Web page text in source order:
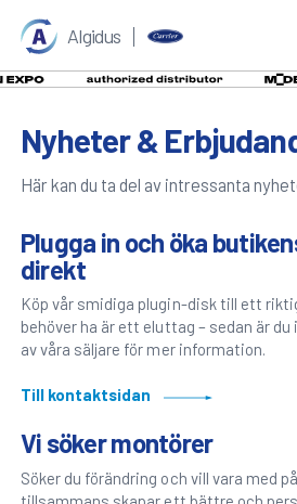
Algidus
Nyheter &
Här kan du ta del av intressanta
Plugga in och öka
direkt
Köp vår smidiga plugin-disk till ett
behöver ha är ett eluttag – sedan är
av våra säljare för mer information.
Till kontaktsidan
Vi söker montörer
Söker du förändring och vill vara med